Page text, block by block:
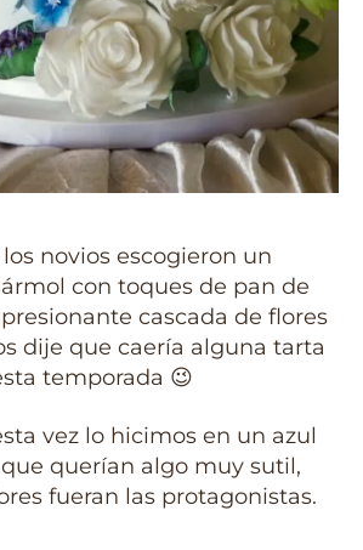
novios escogieron un
con toques de pan de
cascada de flores
dije que caería alguna tarta
temporada 😉
vez lo hicimos en un azul
querían algo muy sutil,
fueran las protagonistas.